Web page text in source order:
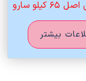
سارو
بیشتر